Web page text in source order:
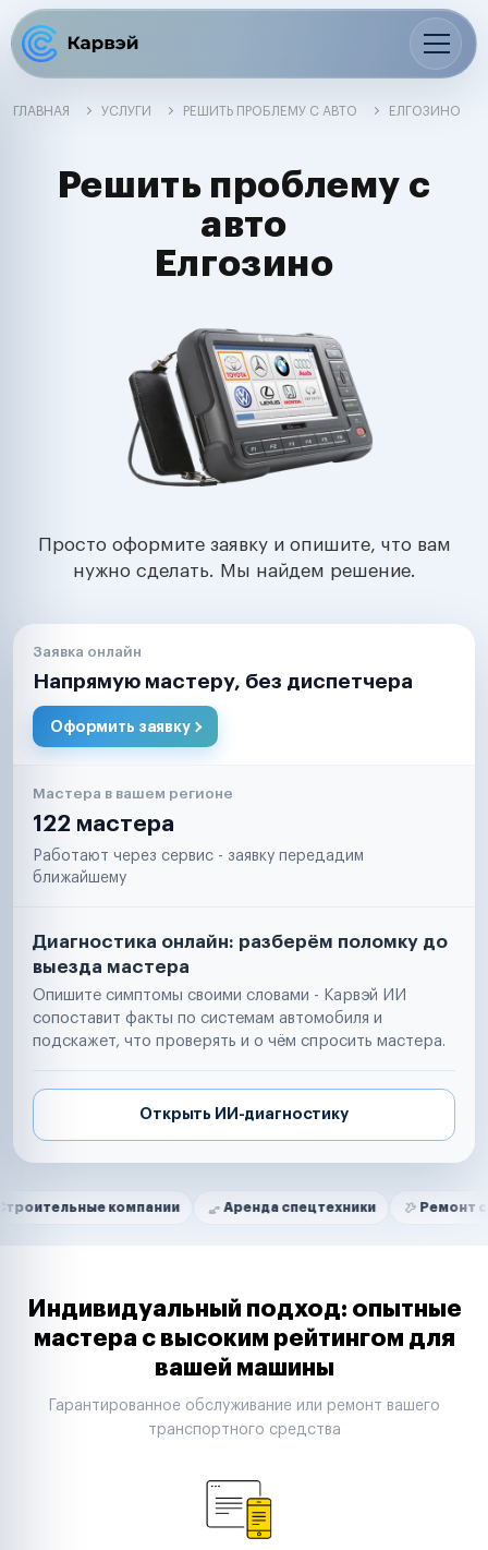
ГЛАВНАЯ УСЛУГИ РЕШИТЬ ПРОБЛЕМУ С АВТО ЕЛГОЗИНО
Решить проблему с
авто
Елгозино
Просто оформите заявку и опишите, что вам
нужно сделать. Мы найдем решение.
Заявка онлайн
Напрямую мастеру, без диспетчера
Оформить заявку
Мастера в вашем регионе
122 мастера
Работают через сервис - заявку передадим
ближайшему
Диагностика онлайн: разберём поломку до
выезда мастера
Опишите симптомы своими словами - Карвэй ИИ
сопоставит факты по системам автомобиля и
подскажет, что проверять и о чём спросить мастера.
Открыть ИИ-диагностику
Нам доверяют
компании Аренда спецтехники Ремонт
Маркетплейсы
Таксопарки
Автодилеры
Строительные компании
Аренда спецтехники
Индивидуальный подход: опытные
мастера с высоким рейтингом для
вашей машины
Гарантированное обслуживание или ремонт вашего
транспортного средства